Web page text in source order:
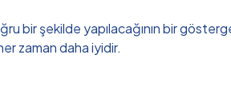
bir şekilde yapılacağının bir
zaman daha iyidir.